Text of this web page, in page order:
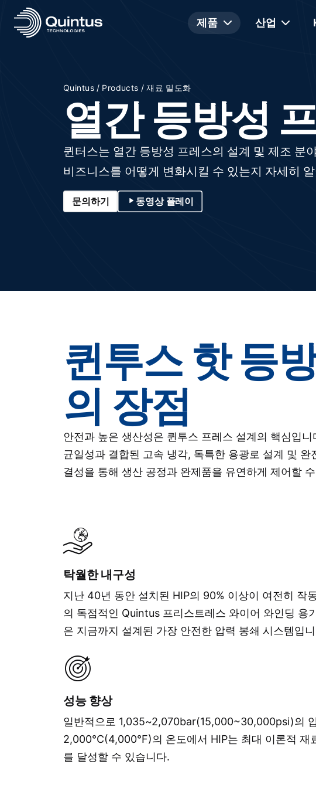
제품 산업
Quintus / Products / 재료 밀도화
열간 등방성
퀸터스는 열간 등방성 프레스의 설계 및 제조 분
비즈니스를 어떻게 변화시킬 수 있는지 자세히
문의하기 동영상 플레이
퀸투스 핫 등
의 장점
안전과 높은 생산성은 퀸투스 프레스 설계의 핵심입니
균일성과 결합된 고속 냉각, 독특한 용광로 설계 및 완
결성을 통해 생산 공정과 완제품을 유연하게 제어할
탁월한 내구성
지난 40년 동안 설치된 HIP의 90% 이상이 여전히 작
의 독점적인 Quintus 프리스트레스 와이어 와인딩 용
은 지금까지 설계된 가장 안전한 압력 봉쇄 시스템입
성능 향상
일반적으로 1,035~2,070bar(15,000~30,000psi)의
2,000°C(4,000°F)의 온도에서 HIP는 최대 이론적 재
를 달성할 수 있습니다.